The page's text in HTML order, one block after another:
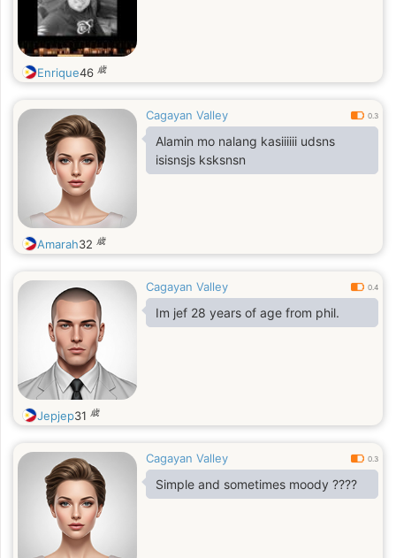
Enrique46 歳
Cagayan Valley 0.3
Alamin mo nalang kasiiiiii udsns
isisnsjs ksksnsn
Amarah32 歳
Cagayan Valley 0.4
Im jef 28 years of age from phil.
Jepjep31 歳
Cagayan Valley 0.3
Simple and sometimes moody ????